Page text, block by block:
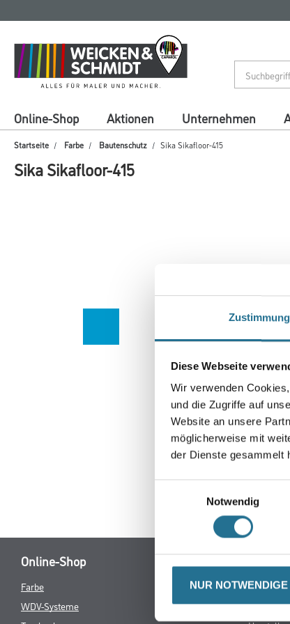
Zustimmung
Diese Webseite
Wir verwenden
und die Zugriffe auf
Website an unsere
möglicherweise mit
der Dienste gesammelt
Notwendig
NUR
springen
springen
Online-Shop Aktionen Unternehmen
Startseite Farbe Bautenschutz Sika Sikafloor-415
Sika Sikafloor-415
Online-Shop
Farbe
WDV-Systeme
Angebote